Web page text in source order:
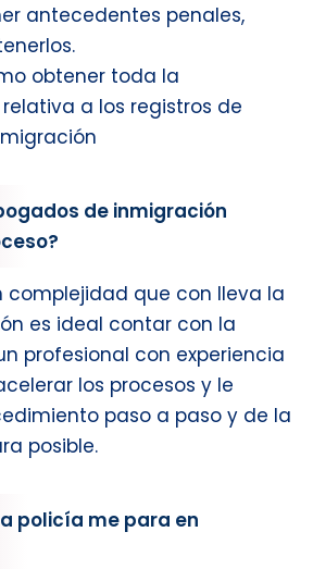
antecedentes penales,
obtener toda la
a los registros de
de inmigración
complejidad que con lleva la
es ideal contar con la
profesional con experiencia
los procesos y le
paso a paso y de la
posible.
policía me para en